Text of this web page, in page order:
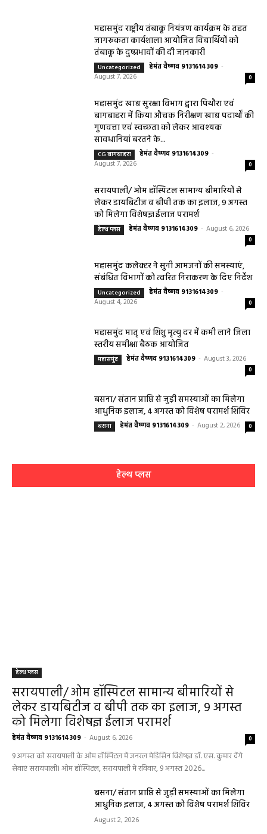
महासमुंद राष्ट्रीय तंबाकू नियंत्रण कार्यक्रम के तहत
जागरूकता कार्यशाला आयोजित विद्यार्थियों को
तंबाकू के दुष्प्रभावों की दी जानकारी
Uncategorized हेमंत वैष्णव 9131614309 -
August 7, 2026
0
महासमुंद खाद्य सुरक्षा विभाग द्वारा पिथौरा एवं
बागबाहरा में किया औचक निरीक्षण खाद्य पदार्थों की
गुणवत्ता एवं स्वच्छता को लेकर आवश्यक
सावधानियां बरतने के...
CG बागबाहरा हेमंत वैष्णव 9131614309 -
August 7, 2026
0
सरायपाली/ ओम हॉस्पिटल सामान्य बीमारियों से
लेकर डायबिटीज व बीपी तक का इलाज, 9 अगस्त
को मिलेगा विशेषज्ञ ईलाज परामर्श
हेल्थ प्लस हेमंत वैष्णव 9131614309 - August 6, 2026
0
महासमुंद कलेक्टर ने सुनी आमजनों की समस्याएं,
संबंधित विभागों को त्वरित निराकरण के दिए निर्देश
Uncategorized हेमंत वैष्णव 9131614309 -
August 4, 2026
0
महासमुंद मातृ एवं शिशु मृत्यु दर में कमी लाने जिला
स्तरीय समीक्षा बैठक आयोजित
महासमुंद हेमंत वैष्णव 9131614309 - August 3, 2026
0
बसना/ संतान प्राप्ति से जुड़ी समस्याओं का मिलेगा
आधुनिक इलाज, 4 अगस्त को विशेष परामर्श शिविर
बसना हेमंत वैष्णव 9131614309 - August 2, 2026 0
हेल्थ प्लस
हेल्थ प्लस
सरायपाली/ ओम हॉस्पिटल सामान्य बीमारियों से
लेकर डायबिटीज व बीपी तक का इलाज, 9 अगस्त
को मिलेगा विशेषज्ञ ईलाज परामर्श
हेमंत वैष्णव 9131614309 - August 6, 2026 0
9 अगस्त को सरायपाली के ओम हॉस्पिटल में जनरल मेडिसिन विशेषज्ञ डॉ. एस. कुमार देंगे
सेवाएं सरायपाली। ओम हॉस्पिटल, सरायपाली में रविवार, 9 अगस्त 2026...
बसना/ संतान प्राप्ति से जुड़ी समस्याओं का मिलेगा
आधुनिक इलाज, 4 अगस्त को विशेष परामर्श शिविर
August 2, 2026